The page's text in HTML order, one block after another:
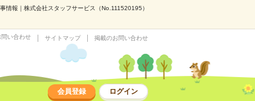
情報｜株式会社スタッフサービス（No.111520195）
い合わせ サイトマップ 掲載のお問い合わせ
会員登録 ログイン